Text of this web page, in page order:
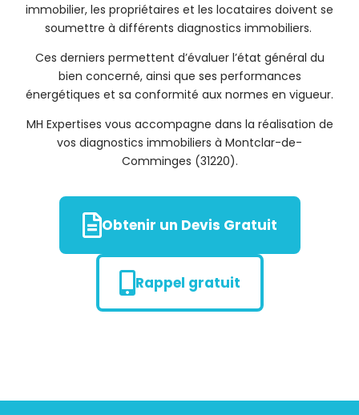
immobilier, les propriétaires et les locataires doivent se
soumettre à différents diagnostics immobiliers.
Ces derniers permettent d’évaluer l’état général du
bien concerné, ainsi que ses performances
énergétiques et sa conformité aux normes en vigueur.
MH Expertises vous accompagne dans la réalisation de
vos diagnostics immobiliers à Montclar-de-
Comminges (31220).
Obtenir un Devis Gratuit
Rappel gratuit